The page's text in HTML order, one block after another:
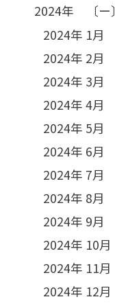
2024年 〔ー〕
2024年 1月
2024年 2月
2024年 3月
2024年 4月
2024年 5月
2024年 6月
2024年 7月
2024年 8月
2024年 9月
2024年 10月
2024年 11月
2024年 12月